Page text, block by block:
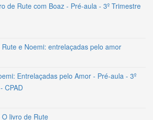
de Rute com Boaz - Pré-aula - 3º Trimestre
e Noemi: entrelaçadas pelo amor
Entrelaçadas pelo Amor - Pré-aula - 3º
CPAD
livro de Rute